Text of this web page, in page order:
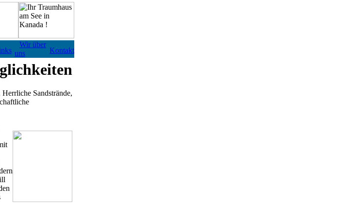
Wir über
uns
Kontakt
Sandstrände,